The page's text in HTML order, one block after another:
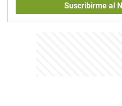
Suscribirme al